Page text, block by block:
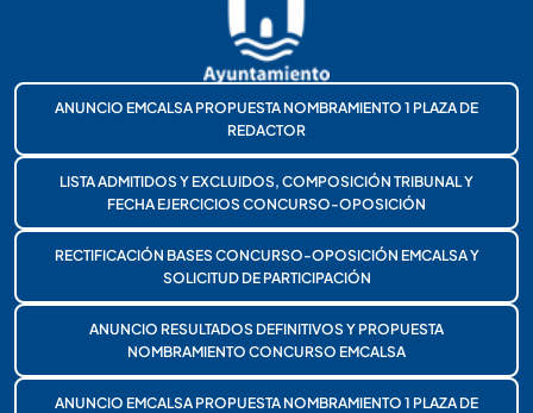
ANUNCIO EMCALSA PROPUESTA NOMBRAMIENTO 1 PLAZA DE
REDACTOR
LISTA ADMITIDOS Y EXCLUIDOS, COMPOSICIÓN TRIBUNAL Y
FECHA EJERCICIOS CONCURSO-OPOSICIÓN
RECTIFICACIÓN BASES CONCURSO-OPOSICIÓN EMCALSA Y
SOLICITUD DE PARTICIPACIÓN
ANUNCIO RESULTADOS DEFINITIVOS Y PROPUESTA
NOMBRAMIENTO CONCURSO EMCALSA
ANUNCIO EMCALSA PROPUESTA NOMBRAMIENTO 1 PLAZA DE